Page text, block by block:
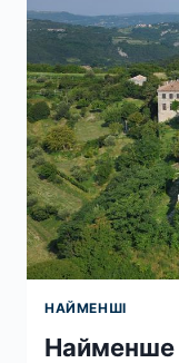
НАЙМЕНШІ
Найменше